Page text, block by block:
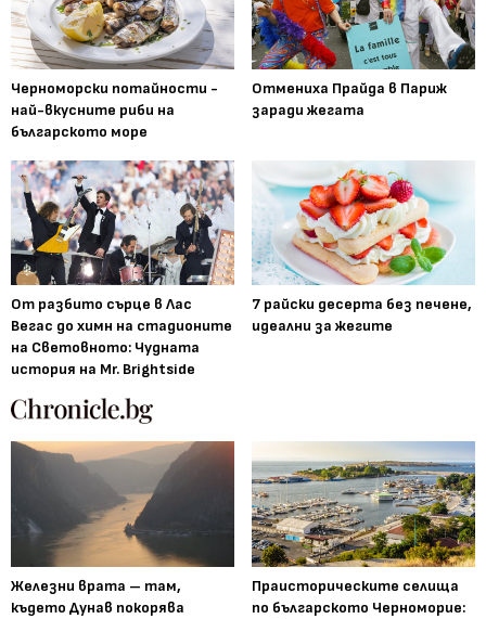
Черноморски потайности -
най-вкусните риби на
българското море
Отмениха Прайда в Париж
заради жегата
От разбито сърце в Лас
Вегас до химн на стадионите
на Световното: Чудната
история на Mr. Brightside
7 райски десерта без печене,
идеални за жегите
Железни врата – там,
където Дунав покорява
Праисторическите селища
по българското Черноморие: